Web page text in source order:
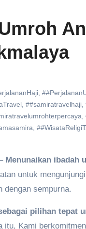
##samiratravelhaji
Menunaikan ibadah
untuk
dengan sempurna.
pilihan tepat
itu, Kami